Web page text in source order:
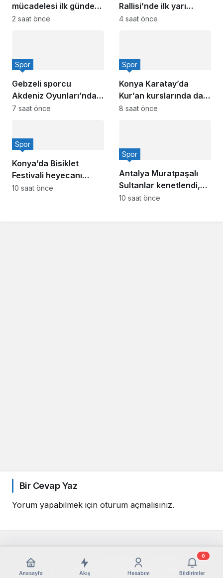
mücadelesi ilk günde
nefes kesti
2 saat önce
Rallisi’nde ilk yarı
tamamlandı
4 saat önce
Gebzeli sporcu
Akdeniz Oyunları’nda
Türkiye’yi temsil
Spor
7 saat önce
Konya Karatay’da
Kur’an kurslarında dart
turnuvası heyecanı
Spor
8 saat önce
Konya’da Bisiklet
Festivali heyecanı
başladı
Spor
10 saat önce
Antalya Muratpaşalı
Sultanlar kenetlendi,
gözler yeni sezonda
Spor
10 saat önce
Bir Cevap Yaz
Yorum yapabilmek için oturum açmalısınız.
Anasayfa Akış Hesabım Bildirimler
0